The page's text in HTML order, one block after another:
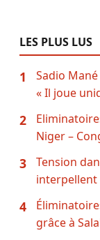
LES PLUS LUS
1
Sadio
« Il joue
2
Niger –
3
Tension
interpellent
4
grâce à